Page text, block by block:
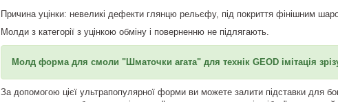
Причина уцінки: невеликі дефекти глянцю рельєфу, під покриття фінішним
Молди з категорії з уцінкою обміну і поверненню не підлягають.
Молд форма для смоли "Шматочки агата" для технік GEOD імітація
За допомогою цієї ультрапопулярної форми ви можете залити підставки для